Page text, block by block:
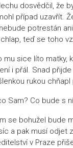
dosvědčil, že
případ uzavřít.
potrestán
teď se toho
mu sice líto matky,
i přál. Snad
rukou
Sam? Co bude s
se bohužel bude
a pak musí odjet
v Praze